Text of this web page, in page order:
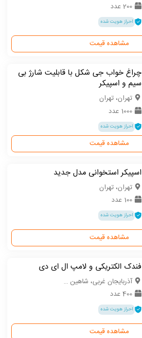
200 عدد
احراز هویت شده
مشاهده قیمت
چراغ خواب جی شکل با قابلیت شارژ بی
سیم و اسپیکر
تهران، تهران
1000 عدد
احراز هویت شده
مشاهده قیمت
اسپیکر استخوانی مدل جدید
تهران، تهران
100 عدد
احراز هویت شده
مشاهده قیمت
فندک الکتریکی و لامپ ال ای دی
آذربایجان غربی، شاهین دژ
400 عدد
احراز هویت شده
مشاهده قیمت